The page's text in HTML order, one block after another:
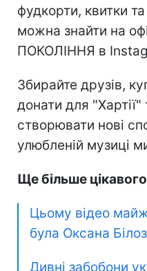
фудкорти, квитки та
можна знайти на
ПОКОЛІННЯ в
Збирайте друзів,
донати для "Хартії"
створювати нові
улюбленій музиці
Ще більше
Цьому відео
була Оксана
Дивні забобони